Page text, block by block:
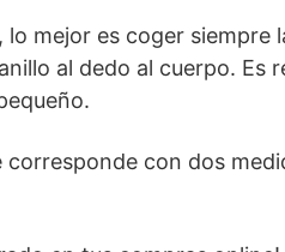
mejor es coger siempre
al dedo al cuerpo. Es
con dos